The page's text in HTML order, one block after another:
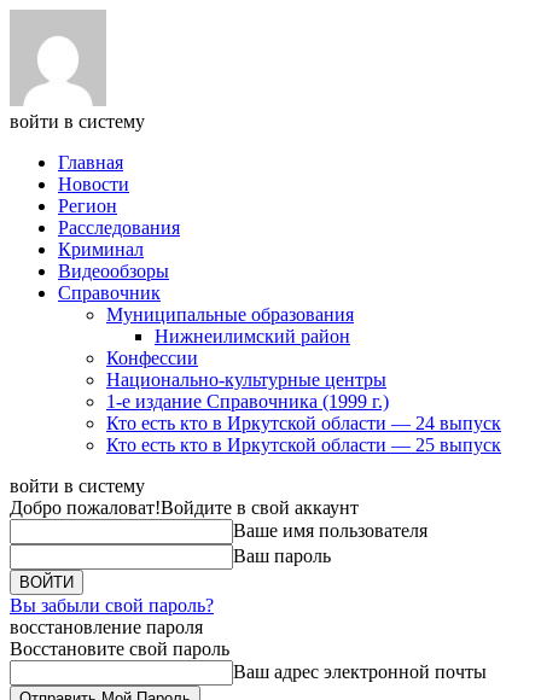
войти в систему
Главная
Новости
Регион
Расследования
Криминал
Видеообзоры
Справочник
Муниципальные образования
Нижнеилимский район
Конфессии
Национально-культурные центры
1-е издание Справочника (1999 г.)
Кто есть кто в Иркутской области — 24 выпуск
Кто есть кто в Иркутской области — 25 выпуск
войти в систему
Добро пожаловат!Войдите в свой аккаунт
Ваше имя пользователя
Ваш пароль
Вы забыли свой пароль?
восстановление пароля
Восстановите свой пароль
Ваш адрес электронной почты